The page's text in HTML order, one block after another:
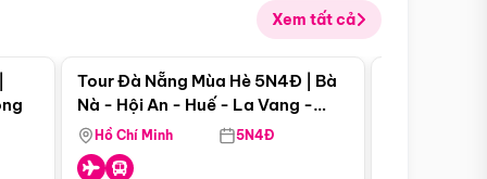
Xem tất cả
Điểm nổi bật
Tour Đà Nẵng Mùa Hè 5N4Đ | Bà
Nà - Hội An - Huế - La Vang -
Động Thiên Đường
Hồ Chí Minh 5N4Đ